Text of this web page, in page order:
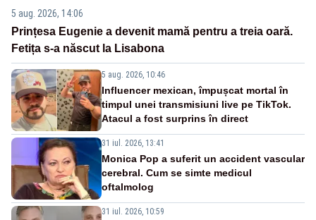
5 aug. 2026, 14:06
Prințesa Eugenie a devenit mamă pentru a treia oară.
Fetița s-a născut la Lisabona
5 aug. 2026, 10:46
Influencer mexican, împușcat mortal în
timpul unei transmisiuni live pe TikTok.
Atacul a fost surprins în direct
31 iul. 2026, 13:41
Monica Pop a suferit un accident vascular
cerebral. Cum se simte medicul
oftalmolog
31 iul. 2026, 10:59